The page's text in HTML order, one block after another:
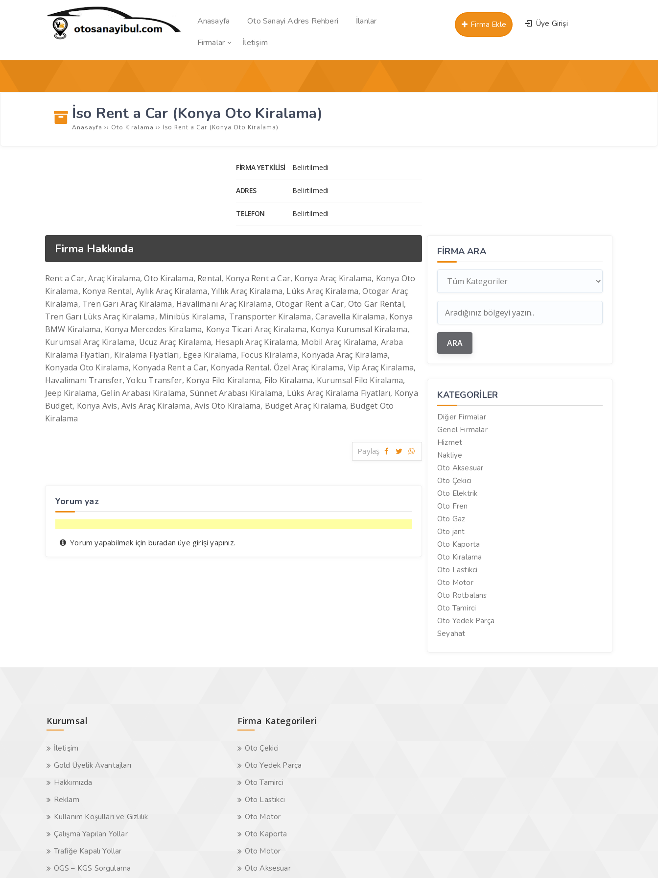
Anasayfa Oto Sanayi Adres Rehberi
İlanlar
Firmalar
İletişim
Üye Girişi
Firma Ekle
İso Rent a Car (Konya Oto Kiralama)
Anasayfa ›› Oto Kiralama ›› İso Rent a Car (Konya Oto Kiralama)
FIRMA YETKILISI Belirtilmedi
ADRES Belirtilmedi
TELEFON Belirtilmedi
Firma Hakkında
Rent a Car, Araç Kiralama, Oto Kiralama, Rental, Konya Rent a Car, Konya Araç Kiralama, Konya Oto
Kiralama, Konya Rental, Aylık Araç Kiralama, Yıllık Araç Kiralama, Lüks Araç Kiralama, Otogar Araç
Kiralama, Tren Garı Araç Kiralama, Havalimanı Araç Kiralama, Otogar Rent a Car, Oto Gar Rental,
Tren Garı Lüks Araç Kiralama, Minibüs Kiralama, Transporter Kiralama, Caravella Kiralama, Konya
BMW Kiralama, Konya Mercedes Kiralama, Konya Ticari Araç Kiralama, Konya Kurumsal Kiralama,
Kurumsal Araç Kiralama, Ucuz Araç Kiralama, Hesaplı Araç Kiralama, Mobil Araç Kiralama, Araba
Kiralama Fiyatları, Kiralama Fiyatları, Egea Kiralama, Focus Kiralama, Konyada Araç Kiralama,
Konyada Oto Kiralama, Konyada Rent a Car, Konyada Rental, Özel Araç Kiralama, Vip Araç Kiralama,
Havalimanı Transfer, Yolcu Transfer, Konya Filo Kiralama, Filo Kiralama, Kurumsal Filo Kiralama,
Jeep Kiralama, Gelin Arabası Kiralama, Sünnet Arabası Kiralama, Lüks Araç Kiralama Fiyatları, Konya
Budget, Konya Avis, Avis Araç Kiralama, Avis Oto Kiralama, Budget Araç Kiralama, Budget Oto
Kiralama
Paylaş
Yorum yaz
Yorum yapabilmek için buradan üye girişi yapınız.
FIRMA ARA
KATEGORILER
Diğer Firmalar
Genel Firmalar
Hizmet
Nakliye
Oto Aksesuar
Oto Çekici
Oto Elektrik
Oto Fren
Oto Gaz
Oto jant
Oto Kaporta
Oto Kiralama
Oto Lastikci
Oto Motor
Oto Rotbalans
Oto Tamirci
Oto Yedek Parça
Seyahat
Kurumsal
İletişim
Gold Üyelik Avantajları
Hakkımızda
Reklam
Kullanım Koşulları ve Gizlilik
Çalışma Yapılan Yollar
Trafiğe Kapalı Yollar
OGS – KGS Sorgulama
Firma Kategorileri
Oto Çekici
Oto Yedek Parça
Oto Tamirci
Oto Lastikci
Oto Motor
Oto Kaporta
Oto Motor
Oto Aksesuar